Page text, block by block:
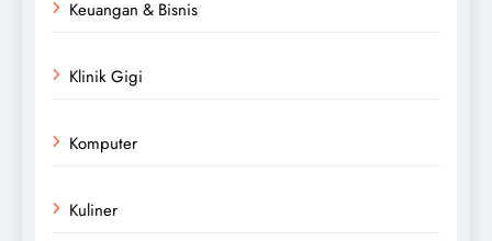
Keuangan & Bisnis
Klinik Gigi
Komputer
Kuliner